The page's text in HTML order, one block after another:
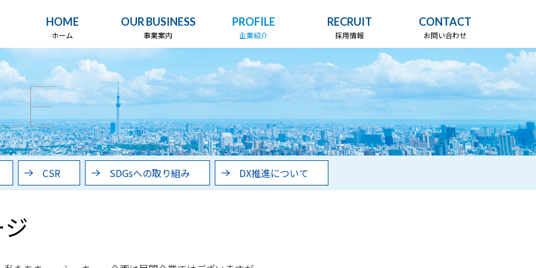
HOME
ホーム
OUR BUSINESS
事業案内
PROFILE
企業紹介
RECRUIT
採用情報
CONTACT
お問い合わせ
CSR SDGsへの取り組み DX推進について